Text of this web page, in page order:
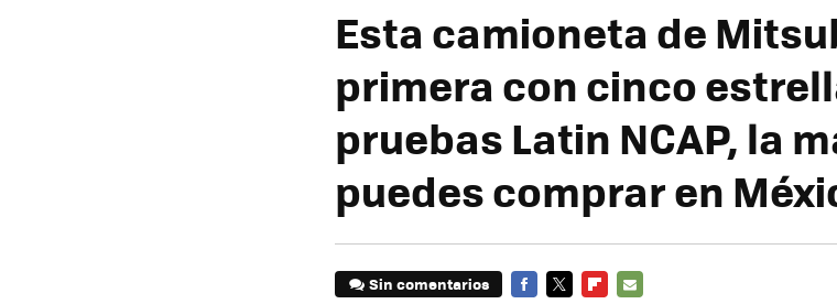
Esta camioneta de
primera con cinco
pruebas Latin NCAP, la
puedes comprar en
Sin comentarios